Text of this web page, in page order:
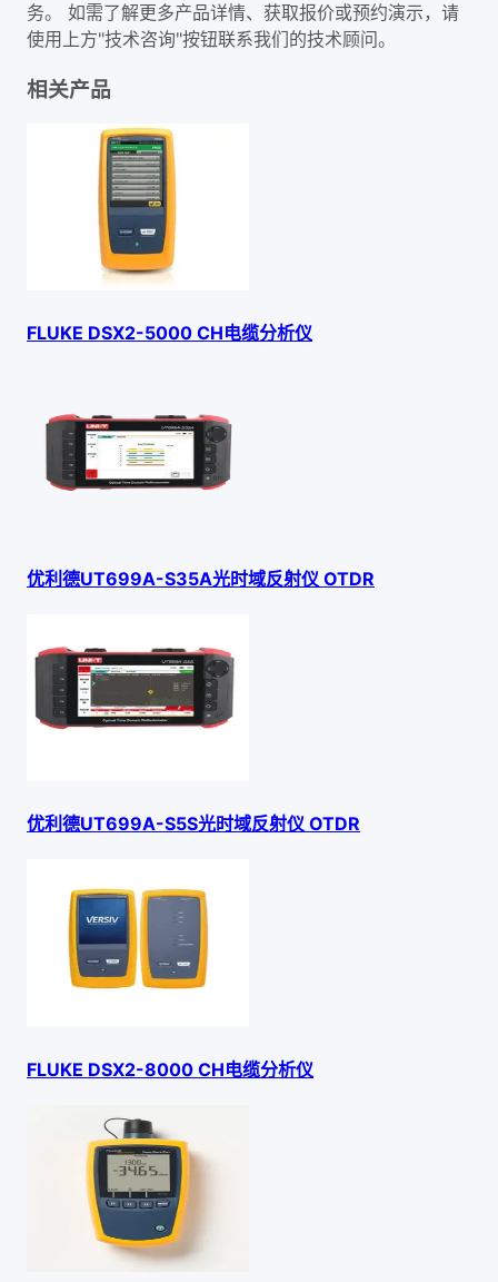
务。 如需了解更多产品详情、获取报价或预约演示，请
使用上方"技术咨询"按钮联系我们的技术顾问。
相关产品
FLUKE DSX2-5000 CH电缆分析仪
优利德UT699A-S35A光时域反射仪 OTDR
优利德UT699A-S5S光时域反射仪 OTDR
FLUKE DSX2-8000 CH电缆分析仪